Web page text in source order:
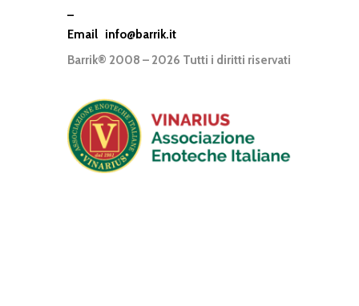
–
Email info@barrik.it
Barrik® 2008 – 2026 Tutti i diritti riservati